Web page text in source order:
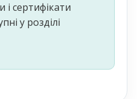
сертифікати
у розділі